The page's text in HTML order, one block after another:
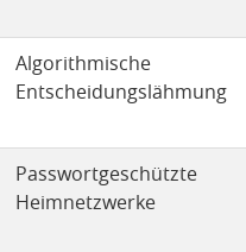
Algorithmische
Entscheidungslähmung
Passwortgeschützte
Heimnetzwerke